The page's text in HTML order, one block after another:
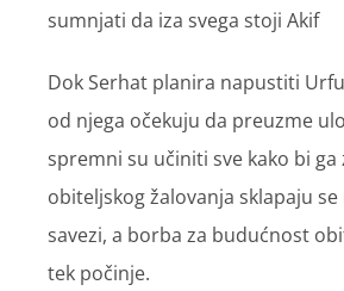
sumnjati da iza svega stoji Akif
Dok Serhat planira napustiti
od njega očekuju da preuzme
spremni su učiniti sve kako bi ga
obiteljskog žalovanja sklapaju
savezi, a borba za budućnost
tek počinje.